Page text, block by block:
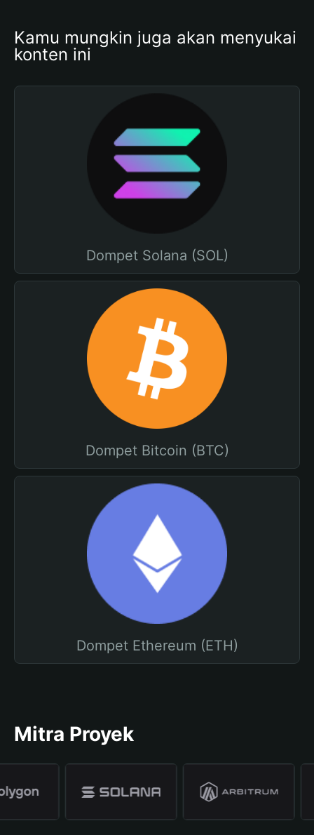
Kamu mungkin juga akan menyukai
konten ini
Dompet Solana (SOL)
Dompet Bitcoin (BTC)
Dompet Ethereum (ETH)
Mitra Proyek